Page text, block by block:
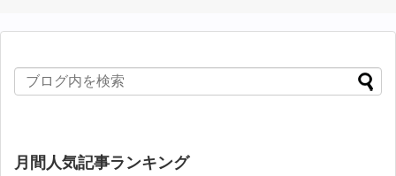
月間人気記事ランキング